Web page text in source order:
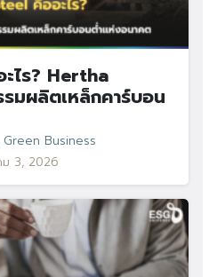
ไร? Hertha
มผลิตเหล็กคาร์บอน
Green Business
ม 3, 2026